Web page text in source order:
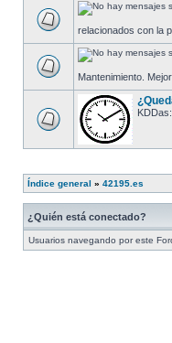
relacionados con la
Mantenimiento.
Índice general » 42195.es
¿Quién está conectado?
Usuarios navegando por este